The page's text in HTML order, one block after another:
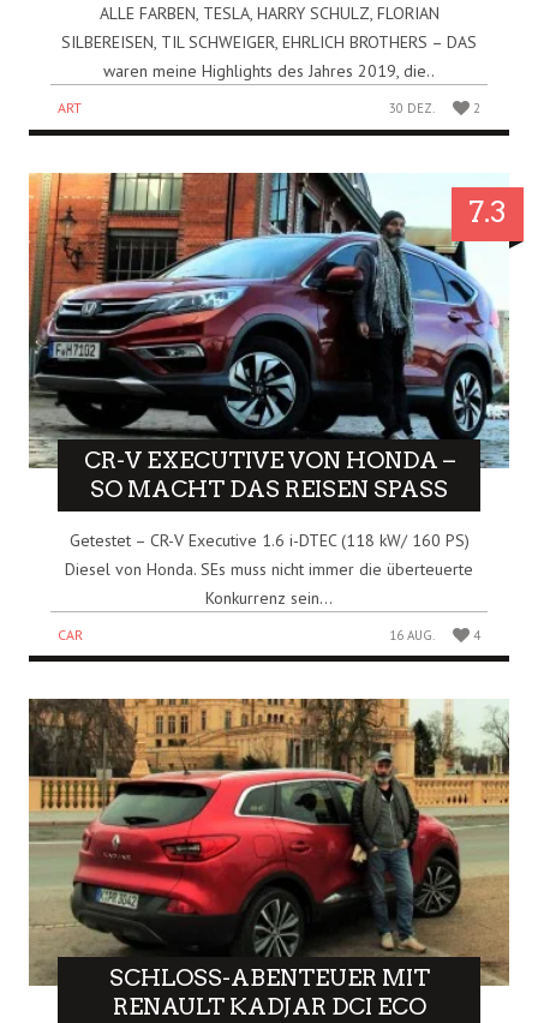
ALLE FARBEN, TESLA, HARRY SCHULZ, FLORIAN
SILBEREISEN, TIL SCHWEIGER, EHRLICH BROTHERS – DAS
waren meine Highlights des Jahres 2019, die..
ART 30 DEZ. 2
7.3
CR-V EXECUTIVE VON HONDA –
SO MACHT DAS REISEN SPASS
Getestet – CR-V Executive 1.6 i-DTEC (118 kW/ 160 PS)
Diesel von Honda. SEs muss nicht immer die überteuerte
Konkurrenz sein...
CAR 16 AUG. 4
SCHLOSS-ABENTEUER MIT
RENAULT KADJAR DCI ECO